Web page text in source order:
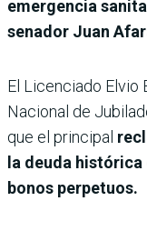
emergencia
senador Juan
El Licenciado Elvio
Nacional de
que el principal
la deuda histórica
bonos perpetuos.